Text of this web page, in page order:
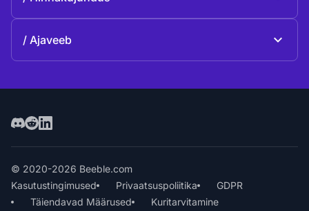
Kontaktid
Ajaveeb
© 2020-2026 Beeble.com
Kasutustingimused
Privaatsuspoliitika
GDPR
Täiendavad Määrused
Kuritarvitamine